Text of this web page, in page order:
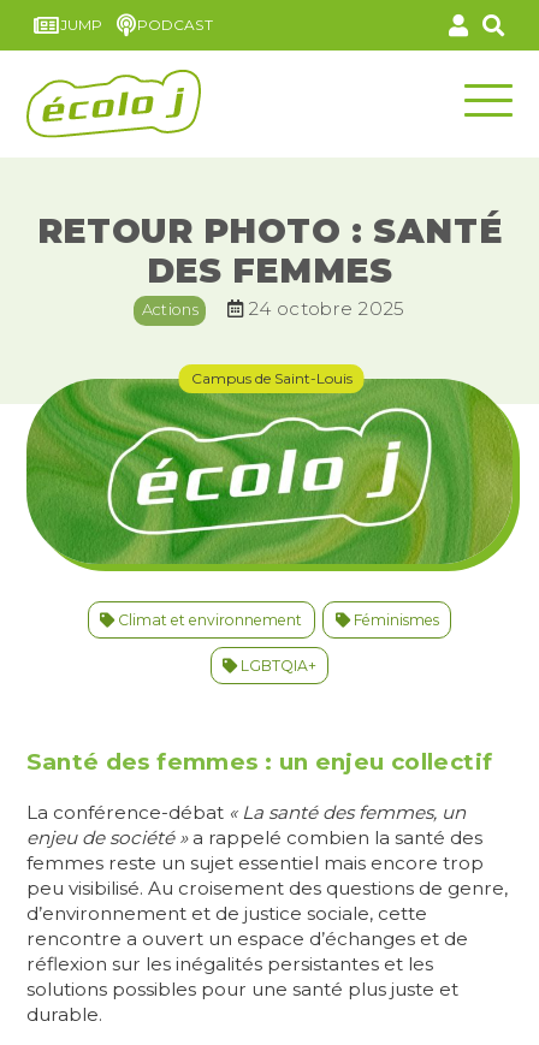
JUMP PODCAST
RETOUR PHOTO : SANTÉ
DES FEMMES
Actions 24 octobre 2025
Campus de Saint-Louis
Climat et environnement Féminismes
LGBTQIA+
Santé des femmes : un enjeu collectif
La conférence-débat « La santé des femmes, un
enjeu de société »a rappelé combien la santé des
femmes reste un sujet essentiel mais encore trop
peu visibilisé. Au croisement des questions de genre,
d’environnement et de justice sociale, cette
rencontre a ouvert un espace d’échanges et de
réflexion sur les inégalités persistantes et les
solutions possibles pour une santé plus juste et
durable.